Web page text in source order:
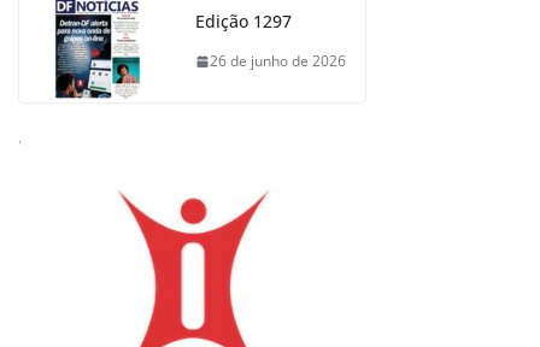
Edição 1297
26 de junho de 2026